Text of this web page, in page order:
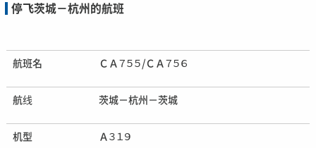
停飞茨城－杭州的航班
航班名 ＣＡ７５５/ＣＡ７５６
航线 茨城－杭州－茨城
机型 Ａ３１９